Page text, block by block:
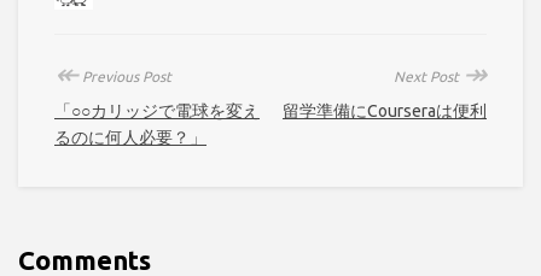
↞Previous Post
「○○カリッジで電球を変え
るのに何人必要？」
Next Post ↠
留学準備にCourseraは便利
Comments